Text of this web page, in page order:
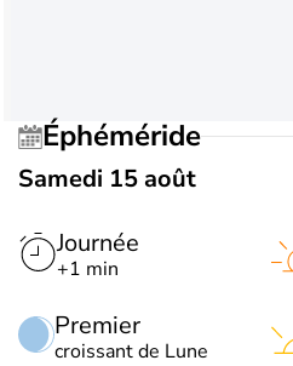
Éphéméride
Samedi 15 août
Journée
+1 min
Premier
croissant de Lune